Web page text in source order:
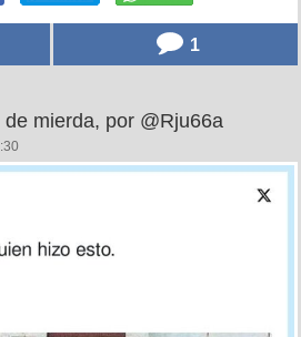
1
mierda, por @Rju66a